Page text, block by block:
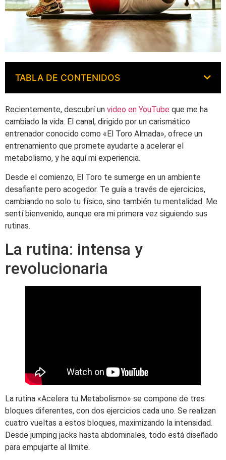
TABLA DE CONTENIDOS
Recientemente, descubrí un video en YouTube que me ha
cambiado la vida. El canal, dirigido por un carismático
entrenador conocido como «El Toro Almada», ofrece un
entrenamiento que promete ayudarte a acelerar el
metabolismo, y he aquí mi experiencia.
Desde el comienzo, El Toro te sumerge en un ambiente
desafiante pero acogedor. Te guía a través de ejercicios,
cambiando no solo tu físico, sino también tu mentalidad. Me
sentí bienvenido, aunque era mi primera vez siguiendo sus
rutinas.
La rutina: intensa y
revolucionaria
La rutina «Acelera tu Metabolismo» se compone de tres
bloques diferentes, con dos ejercicios cada uno. Se realizan
cuatro vueltas a estos bloques, maximizando la intensidad.
Desde jumping jacks hasta abdominales, todo está diseñado
para empujarte al límite.